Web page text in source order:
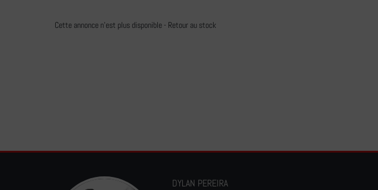
Cette annonce n'est plus disponible - Retour au stock
DYLAN PEREIRA